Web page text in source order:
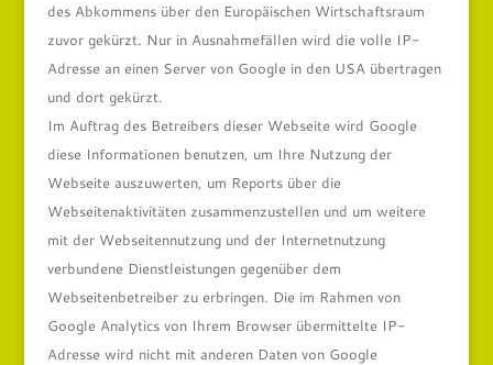
des Abkommens über den Europäischen Wirtschaftsraum
zuvor gekürzt. Nur in Ausnahmefällen wird die volle IP-
Adresse an einen Server von Google in den USA übertragen
und dort gekürzt.
Im Auftrag des Betreibers dieser Webseite wird Google
diese Informationen benutzen, um Ihre Nutzung der
Webseite auszuwerten, um Reports über die
Webseitenaktivitäten zusammenzustellen und um weitere
mit der Webseitennutzung und der Internetnutzung
verbundene Dienstleistungen gegenüber dem
Webseitenbetreiber zu erbringen. Die im Rahmen von
Google Analytics von Ihrem Browser übermittelte IP-
Adresse wird nicht mit anderen Daten von Google